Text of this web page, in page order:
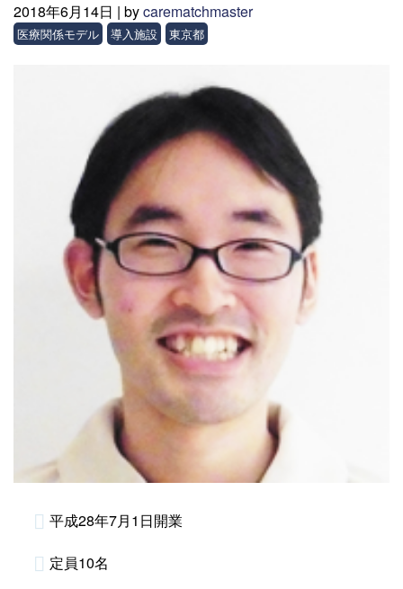
2018年6月14日 | bycarematchmaster
医療関係モデル 導入施設 東京都
平成28年7月1日開業
定員10名